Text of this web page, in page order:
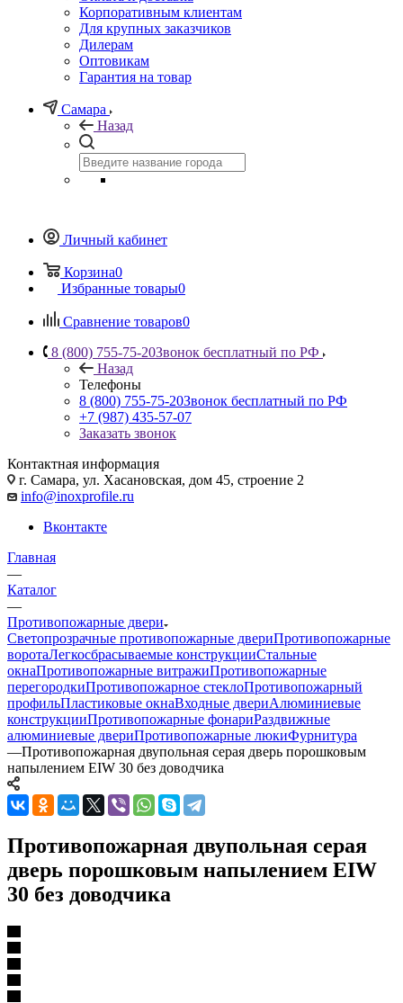
Корпоративным клиентам
Для крупных заказчиков
Дилерам
Оптовикам
Гарантия на товар
Самара
Назад
Личный кабинет
Корзина0
Избранные товары0
Сравнение товаров0
8 (800) 755-75-20Звонок бесплатный по РФ
Назад
Телефоны
8 (800) 755-75-20Звонок бесплатный по РФ
+7 (987) 435-57-07
Заказать звонок
Контактная информация
г. Самара, ул. Хасановская, дом 45, строение 2
info@inoxprofile.ru
Вконтакте
Главная
—
Каталог
—
Противопожарные двери
Светопрозрачные противопожарные двериПротивопожарные
воротаЛегкосбрасываемые конструкцииСтальные
окнаПротивопожарные витражиПротивопожарные
перегородкиПротивопожарное стеклоПротивопожарный
профильПластиковые окнаВходные двериАлюминиевые
конструкцииПротивопожарные фонариРаздвижные
алюминиевые двериПротивопожарные люкиФурнитура
—Противопожарная двупольная серая дверь порошковым
напылением EIW 30 без доводчика
Противопожарная двупольная серая
дверь порошковым напылением EIW
30 без доводчика